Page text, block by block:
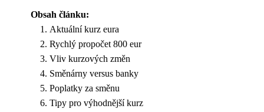
Obsah článku:
Aktuální kurz eura
Rychlý propočet 800 eur
Vliv kurzových změn
Směnárny versus banky
Poplatky za směnu
Tipy pro výhodnější kurz